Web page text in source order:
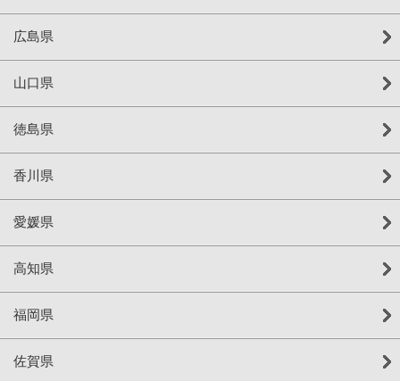
広島県
山口県
徳島県
香川県
愛媛県
高知県
福岡県
佐賀県